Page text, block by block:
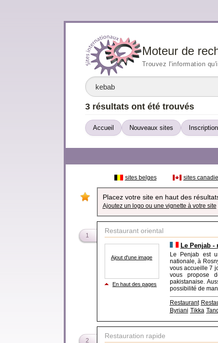
Moteur de
Trouvez l'information
3 résultats ont été trouvés
Accueil Nouveaux sites
sites belges sites
Placez votre site en haut des
Ajoutez un logo ou une vignette à votre site
1
Restaurant oriental
Ajout d'une image
En haut des pages
Le Penjab -
Le Penjab est
nationale, à
vous accueille 7
vous propose
pakistanaise.
possibilité de
Restaurant
Byriani Tikka
2
Restauration rapide